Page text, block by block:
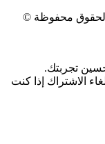
محفوظة ©
تجربتك.
الاشتراك إذا كنت